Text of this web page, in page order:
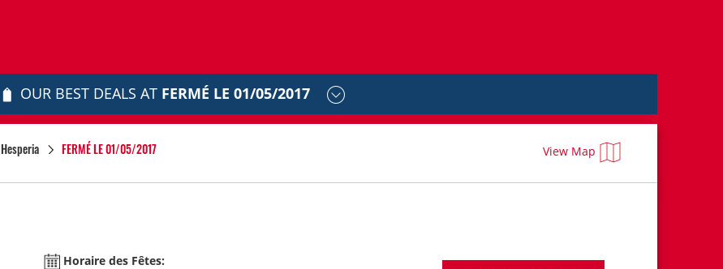
OUR BEST DEALS AT FERMÉ LE 01/05/2017
Hesperia FERMÉ LE 01/05/2017 View Map
Horaire des Fêtes: